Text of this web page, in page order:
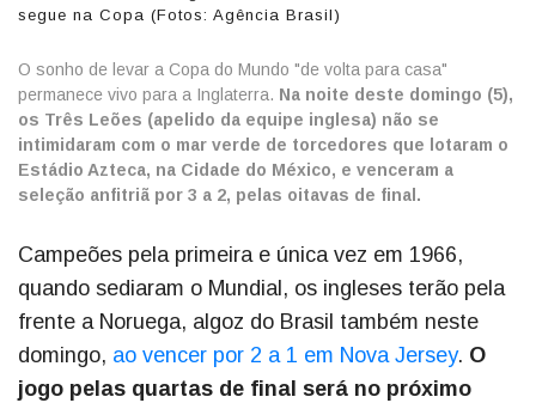
segue na Copa (Fotos: Agência Brasil)
O sonho de levar a Copa do Mundo "de volta para casa"
permanece vivo para a Inglaterra. Na noite deste domingo (5),
os Três Leões (apelido da equipe inglesa) não se
intimidaram com o mar verde de torcedores que lotaram o
Estádio Azteca, na Cidade do México, e venceram a
seleção anfitriã por 3 a 2, pelas oitavas de final.
Campeões pela primeira e única vez em 1966,
quando sediaram o Mundial, os ingleses terão pela
frente a Noruega, algoz do Brasil também neste
domingo, ao vencer por 2 a 1 em Nova Jersey. O
jogo pelas quartas de final será no próximo